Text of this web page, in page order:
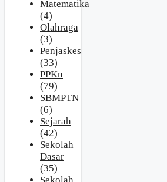
Matematika
(4)
Olahraga
(3)
Penjaskes
(33)
PPKn
(79)
SBMPTN
(6)
Sejarah
(42)
Sekolah
Dasar
(35)